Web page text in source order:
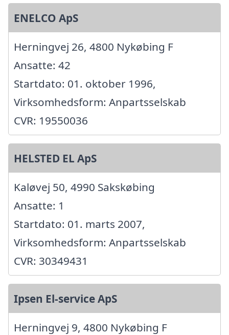
ENELCO ApS
Herningvej 26, 4800 Nykøbing F
Ansatte: 42
Startdato: 01. oktober 1996,
Virksomhedsform: Anpartsselskab
CVR: 19550036
HELSTED EL ApS
Kaløvej 50, 4990 Sakskøbing
Ansatte: 1
Startdato: 01. marts 2007,
Virksomhedsform: Anpartsselskab
CVR: 30349431
Ipsen El-service ApS
Herningvej 9, 4800 Nykøbing F